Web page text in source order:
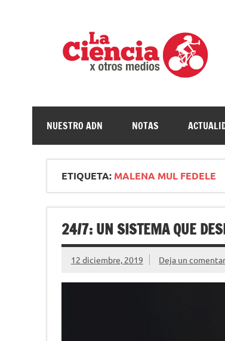
NUESTRO ADN NOTAS
ETIQUETA: MALENA MUL FEDELE
24/7: UN SISTEMA QUE
12 diciembre, 2019 Deja un